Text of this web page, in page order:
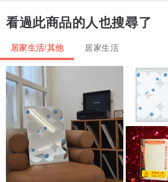
小洞，但是經挑選過不影響整體，如果您是
店長說：
作為印加聖木長年熱銷的賣家，客人最常問
精油嗎？」
我其實比你們更想賣。
這幾年，我一直在找。
試過秘魯當地萃取的版本，不是味道不對，
細緻感。
對我來說，要放進賣場的東西，寧可慢一點
看過此商品的人也搜尋了
居家生活/其他 居家生活